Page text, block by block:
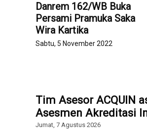
Danrem 162/WB Buka
Persami Pramuka Saka
Wira Kartika
Sabtu, 5 November 2022
Tim Asesor ACQUIN
Asesmen Akreditasi
Jumat, 7 Agustus 2026